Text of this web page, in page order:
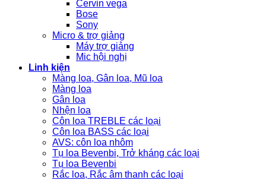
Cervin vega
Bose
Sony
Micro & trợ giảng
Máy trợ giảng
Mic hội nghị
Linh kiện
Màng loa, Gân loa, Mũ loa
Màng loa
Gân loa
Nhện loa
Côn loa TREBLE các loại
Côn loa BASS các loại
AVS: côn loa nhôm
Tụ loa Bevenbi, Trở kháng các loại
Tụ loa Bevenbi
Rắc loa, Rắc âm thanh các loại